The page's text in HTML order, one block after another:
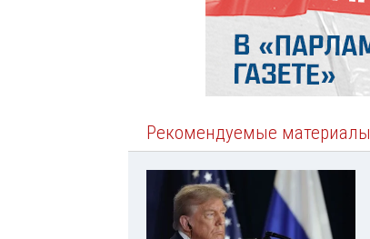
Рекомендуемые материалы